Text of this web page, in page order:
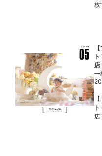
枚
店
一
【
ト